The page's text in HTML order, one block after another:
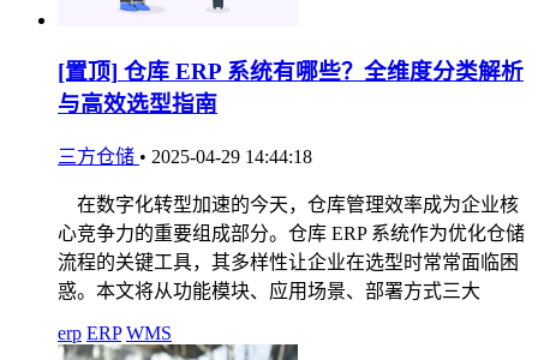
[置顶] 仓库 ERP 系统有哪些？全维度分类解析
与高效选型指南
三方仓储 • 2025-04-29 14:44:18
在数字化转型加速的今天，仓库管理效率成为企业核
心竞争力的重要组成部分。仓库 ERP 系统作为优化仓储
流程的关键工具，其多样性让企业在选型时常常面临困
惑。本文将从功能模块、应用场景、部署方式三大
erp ERP WMS